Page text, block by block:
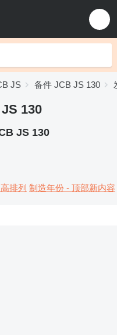
JS 备件 JCB JS 130
130
JS 130
排列 制造年份 - 顶部新内容